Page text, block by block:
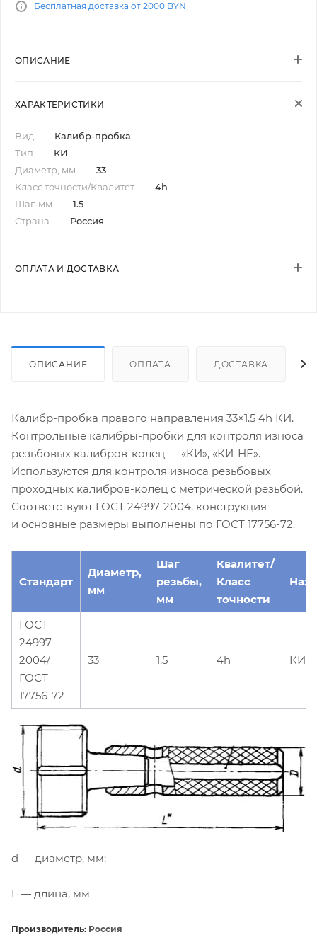
Бесплатная доставка от 2000 BYN
ОПИСАНИЕ
ХАРАКТЕРИСТИКИ
Вид — Калибр-пробка
Тип — КИ
Диаметр, мм — 33
Класс точности/Квалитет — 4h
Шаг, мм — 1.5
Страна — Россия
ОПЛАТА И ДОСТАВКА
ОПИСАНИЕ ОПЛАТА ДОСТАВКА
Калибр-пробка правого направления 33×1.5 4h КИ.
Контрольные калибры-пробки для контроля износа
резьбовых калибров-колец — «КИ», «КИ-НЕ».
Используются для контроля износа резьбовых
проходных калибров-колец с метрической резьбой.
Соответствуют ГОСТ 24997-2004, конструкция
и основные размеры выполнены по ГОСТ 17756-72.
Стандарт
Диаметр,
мм
Шаг
резьбы,
мм
Квалитет/
Класс
точности
ГОСТ
24997-
2004/
ГОСТ
17756-72
33 1.5 4h КИ
d — диаметр, мм;
L — длина, мм
Производитель: Россия